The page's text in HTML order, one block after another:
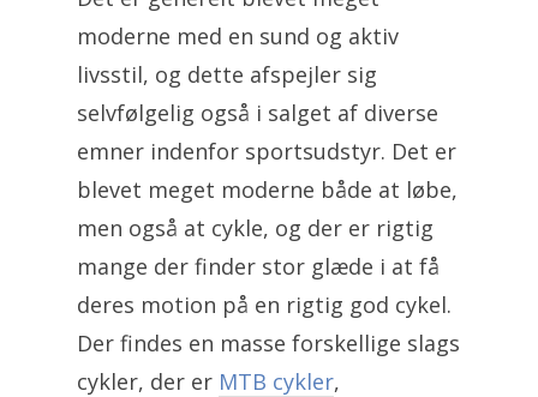
moderne med en sund og aktiv
livsstil, og dette afspejler sig
selvfølgelig også i salget af diverse
emner indenfor sportsudstyr. Det er
blevet meget moderne både at løbe,
men også at cykle, og der er rigtig
mange der finder stor glæde i at få
deres motion på en rigtig god cykel.
Der findes en masse forskellige slags
cykler, der er MTB cykler,